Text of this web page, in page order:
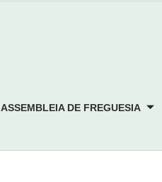
ASSEMBLEIA DE FREGUESIA